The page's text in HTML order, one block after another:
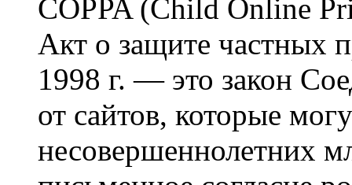
COPPA (Child Online
Акт о защите частных
1998 г. — это закон
от сайтов, которые
несовершеннолетних